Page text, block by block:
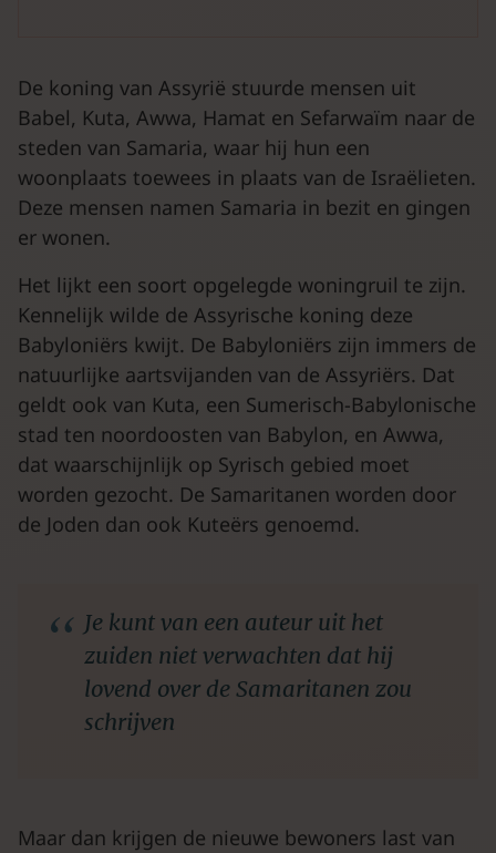
De koning van Assyrië stuurde mensen uit
Babel, Kuta, Awwa, Hamat en Sefarwaïm naar de
steden van Samaria, waar hij hun een
woonplaats toewees in plaats van de Israëlieten.
Deze mensen namen Samaria in bezit en gingen
er wonen.
Het lijkt een soort opgelegde woningruil te zijn.
Kennelijk wilde de Assyrische koning deze
Babyloniërs kwijt. De Babyloniërs zijn immers de
natuurlijke aartsvijanden van de Assyriërs. Dat
geldt ook van Kuta, een Sumerisch-Babylonische
stad ten noordoosten van Babylon, en Awwa,
dat waarschijnlijk op Syrisch gebied moet
worden gezocht. De Samaritanen worden door
de Joden dan ook Kuteërs genoemd.
Je kunt van een auteur uit het
zuiden niet verwachten dat hij
lovend over de Samaritanen zou
schrijven
Maar dan krijgen de nieuwe bewoners last van